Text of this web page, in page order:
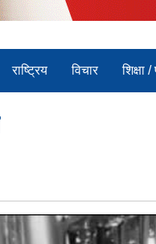
राष्ट्रिय विचार शिक्षा /